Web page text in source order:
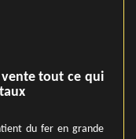
vente tout ce qui
du fer en grande